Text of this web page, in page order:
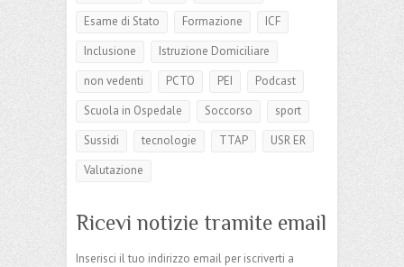
Esame di Stato
Formazione
ICF
Inclusione
Istruzione Domiciliare
non vedenti
PCTO PEI
Podcast
Scuola in Ospedale
Soccorso
sport
Sussidi
tecnologie TTAP
USR ER
Valutazione
Ricevi notizie tramite email
Inserisci il tuo indirizzo email per iscriverti a